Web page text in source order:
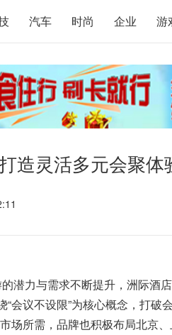
汽车 时尚 企业 游
造灵活多元会聚体
潜力与需求不断提升，洲际酒
会议不设限”为核心概念，打破
场所需，品牌也积极布局北京